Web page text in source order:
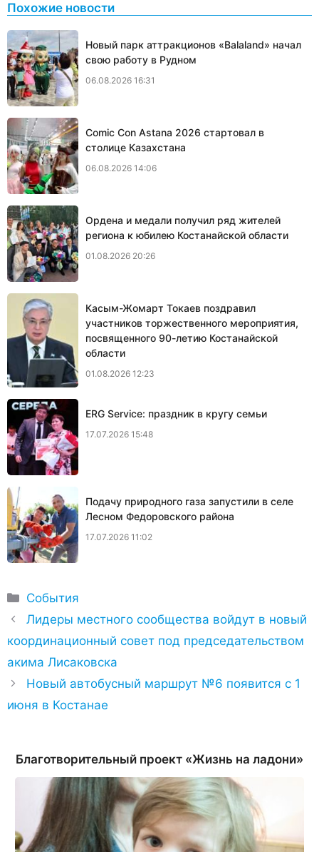
Похожие новости
Новый парк аттракционов «Balaland» начал
свою работу в Рудном
06.08.2026 16:31
Comic Con Astana 2026 стартовал в
столице Казахстана
06.08.2026 14:06
Ордена и медали получил ряд жителей
региона к юбилею Костанайской области
01.08.2026 20:26
Касым-Жомарт Токаев поздравил
участников торжественного мероприятия,
посвященного 90-летию Костанайской
области
01.08.2026 12:23
ERG Service: праздник в кругу семьи
17.07.2026 15:48
Подачу природного газа запустили в селе
Лесном Федоровского района
17.07.2026 11:02
Рубрики
События
Лидеры местного сообщества войдут в новый
координационный совет под председательством
акима Лисаковска
Новый автобусный маршрут №6 появится с 1
июня в Костанае
Благотворительный проект «Жизнь на ладони»